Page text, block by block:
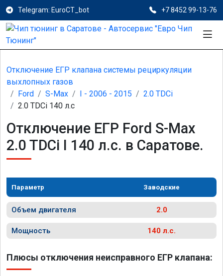
Telegram: EuroCT_bot +7 8452 99-13-76
Отключение ЕГР клапана системы рециркуляции
выхлопных газов
Ford
S-Max I - 2006 - 2015
2.0 TDCi
2.0 TDCi 140 л.с
Отключение ЕГР Ford S-Max
2.0 TDCi I 140 л.с. в Саратове.
Параметр Заводские
Объем двигателя 2.0
Мощность 140 л.с.
Плюсы отключения неисправного ЕГР клапана: